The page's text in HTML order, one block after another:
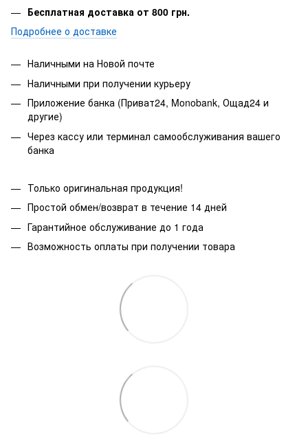
Бесплатная доставка от 800 грн.
Подробнее о доставке
Наличными на Новой почте
Наличными при получении курьеру
Приложение банка (Приват24, Monobank, Ощад24 и
другие)
Через кассу или терминал самообслуживания вашего
банка
Только оригинальная продукция!
Простой обмен/возврат в течение 14 дней
Гарантийное обслуживание до 1 года
Возможность оплаты при получении товара